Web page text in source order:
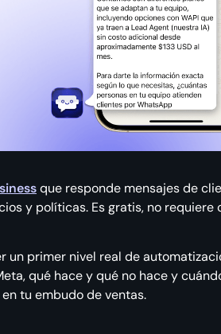
que responde mensajes de
y políticas. Es gratis, no
primer nivel real de
qué hace y qué no hace y
tu embudo de ventas.